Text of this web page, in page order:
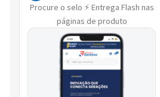
Procure o selo ⚡ Entrega Flash nas
páginas de produto